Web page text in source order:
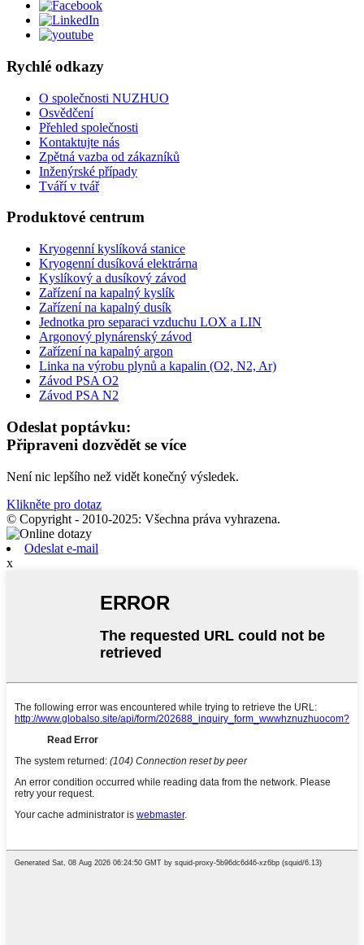
Rychlé odkazy
O společnosti NUZHUO
Osvědčení
Přehled společnosti
Kontaktujte nás
Zpětná vazba od zákazníků
Inženýrské případy
Tváří v tvář
Produktové centrum
Kryogenní kyslíková stanice
Kryogenní dusíková elektrárna
Kyslíkový a dusíkový závod
Zařízení na kapalný kyslík
Zařízení na kapalný dusík
Jednotka pro separaci vzduchu LOX a LIN
Argonový plynárenský závod
Zařízení na kapalný argon
Linka na výrobu plynů a kapalin (O2, N2, Ar)
Závod PSA O2
Závod PSA N2
Odeslat poptávku:
Připraveni dozvědět se více
Není nic lepšího než vidět konečný výsledek.
Klikněte pro dotaz
© Copyright - 2010-2025: Všechna práva vyhrazena.
Odeslat e-mail
x